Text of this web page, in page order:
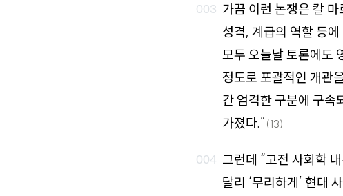
가끔 이런 논쟁은 칼
성격, 계급의 역할 등
모두 오늘날 토론에도
정도로 포괄적인 개관
간 엄격한 구분에 구속
가졌다.” (13)
그런데 “고전 사회학
달리 ‘무리하게’ 현대